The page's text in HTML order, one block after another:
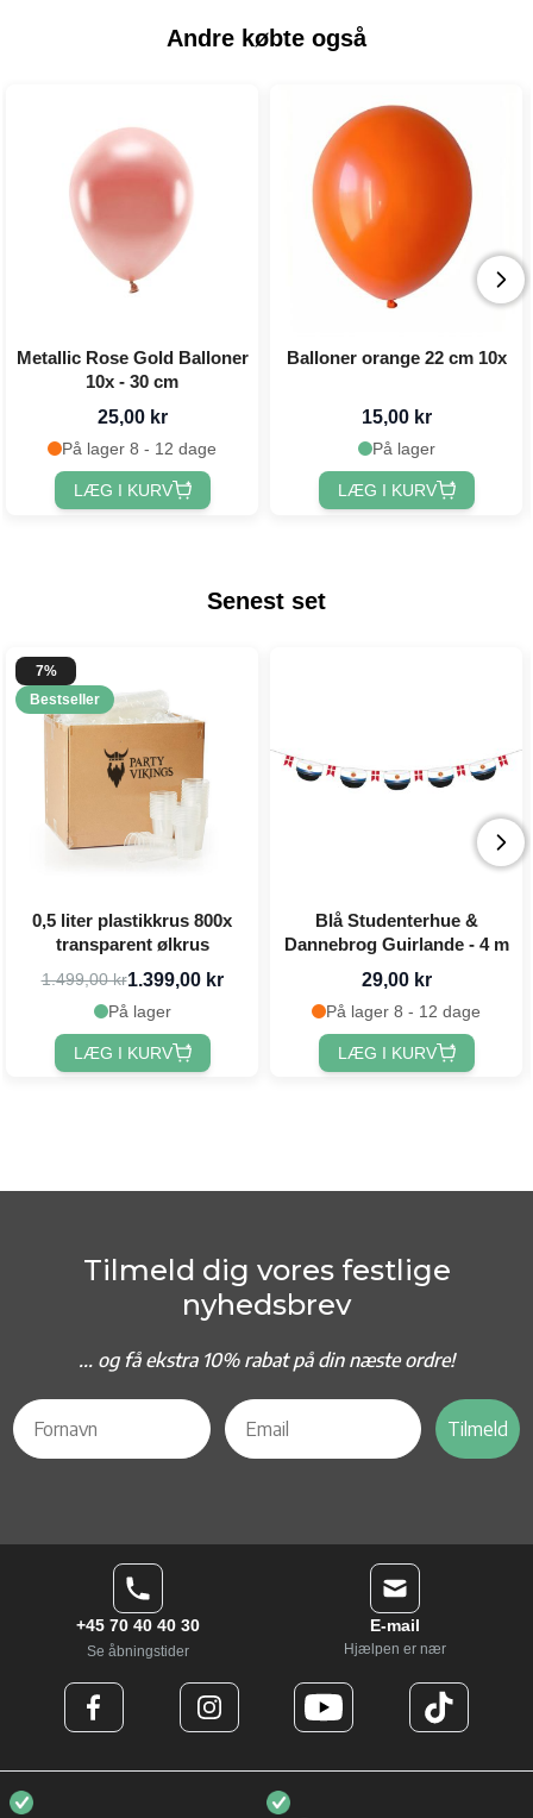
Andre købte også
Metallic Rose Gold Balloner
10x - 30 cm
25,00 kr
På lager 8 - 12 dage
LÆG I KURV
Balloner orange 22 cm 10x
15,00 kr
På lager
LÆG I KURV
Senest set
7%
Bestseller
0,5 liter plastikkrus 800x
transparent ølkrus
1.499,00 kr1.399,00 kr
På lager
LÆG I KURV
Blå Studenterhue &
Dannebrog Guirlande - 4 m
29,00 kr
På lager 8 - 12 dage
LÆG I KURV
Tilmeld dig vores festlige
nyhedsbrev
... og få ekstra 10% rabat på din næste ordre!
Tilmeld
+45 70 40 40 30
Se åbningstider
E-mail
Hjælpen er nær